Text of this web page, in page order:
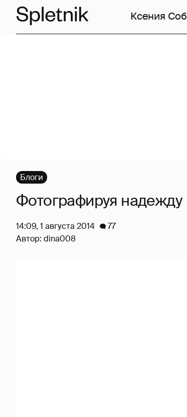
Ксения
Блоги
Фотографируя надежду
14:09, 1 августа 2014
77
Автор: dina008